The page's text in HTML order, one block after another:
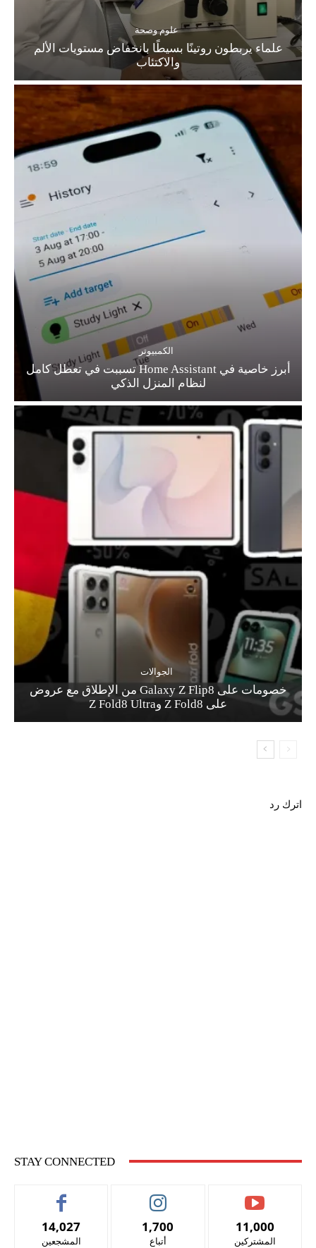
علوم وصحة
علماء يربطون روتينًا بسيطًا بانخفاض مستويات الألم
والاكتئاب
الكمبيوتر
أبرز خاصية في Home Assistant تسببت في تعطل كامل
لنظام المنزل الذكي
الجوالات
خصومات على Galaxy Z Flip8 من الإطلاق مع عروض
على Z Fold8 وZ Fold8 Ultra
اترك رد
STAY CONNECTED
14,027
المشجعين
1,700
أتباع
11,000
المشتركين